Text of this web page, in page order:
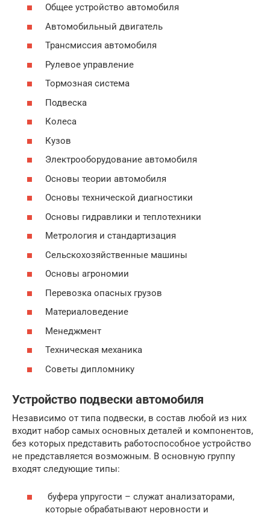
Общее устройство автомобиля
Автомобильный двигатель
Трансмиссия автомобиля
Рулевое управление
Тормозная система
Подвеска
Колеса
Кузов
Электрооборудование автомобиля
Основы теории автомобиля
Основы технической диагностики
Основы гидравлики и теплотехники
Метрология и стандартизация
Сельскохозяйственные машины
Основы агрономии
Перевозка опасных грузов
Материаловедение
Менеджмент
Техническая механика
Советы дипломнику
Устройство подвески автомобиля
Независимо от типа подвески, в состав любой из них
входит набор самых основных деталей и компонентов,
без которых представить работоспособное устройство
не представляется возможным. В основную группу
входят следующие типы:
буфера упругости – служат анализаторами,
которые обрабатывают неровности и